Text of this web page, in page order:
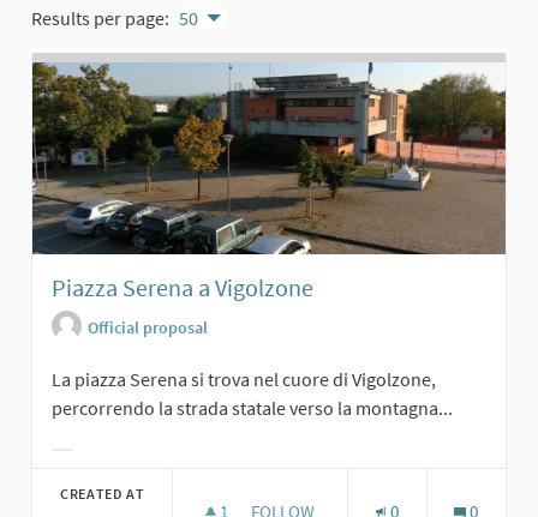
Results per page: 50
Piazza Serena a Vigolzone
Official proposal
La piazza Serena si trova nel cuore di Vigolzone,
percorrendo la strada statale verso la montagna...
CREATED AT
1 1 FOLLOWER
FOLLOW 0 0